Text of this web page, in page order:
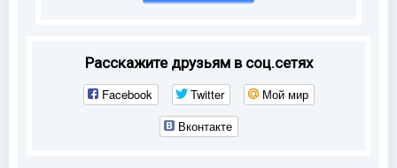
Расскажите друзьям в соц.сетях
Facebook Twitter
Мой мир
Вконтакте